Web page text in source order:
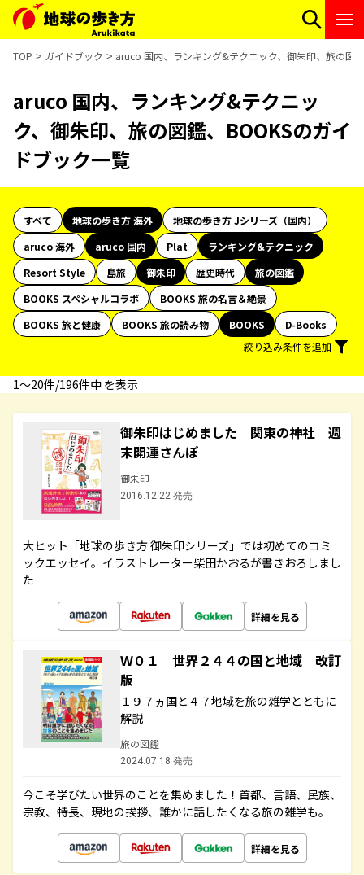
TOP ガイドブック aruco 国内、ランキング&テクニック、御朱印、旅の図
aruco 国内、ランキング&テクニッ
ク、御朱印、旅の図鑑、BOOKSのガイ
ドブック一覧
すべて 地球の歩き方 海外
地球の歩き方 Jシリーズ（国内）
aruco 海外
aruco 国内 Plat
ランキング&テクニック
Resort Style
島旅 御朱印 歴史時代
旅の図鑑
BOOKS スペシャルコラボ
BOOKS 旅の名言＆絶景
BOOKS 旅と健康
BOOKS 旅の読み物 BOOKS
D-Books
絞り込み条件を追加
1〜20件/196件中 を表示
御朱印はじめました 関東の神社 週
末開運さんぽ
御朱印
2016.12.22 発売
大ヒット「地球の歩き方 御朱印シリーズ」では初めてのコミ
ックエッセイ。イラストレーター柴田かおるが書きおろしまし
た
詳細を見る
Ｗ０１ 世界２４４の国と地域 改訂
版
１９７ヵ国と４７地域を旅の雑学とともに
解説
旅の図鑑
2024.07.18 発売
今こそ学びたい世界のことを集めました！首都、言語、民族、
宗教、特長、現地の挨拶、誰かに話したくなる旅の雑学も。
詳細を見る